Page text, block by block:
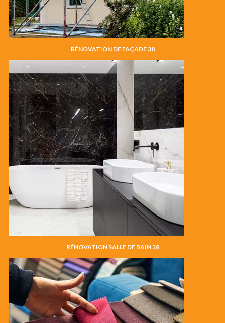
RÉNOVATION DE FAÇADE 38
RÉNOVATION SALLE DE BAIN 38